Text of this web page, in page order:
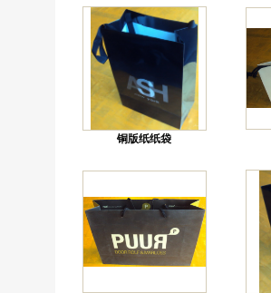
铜版纸纸袋